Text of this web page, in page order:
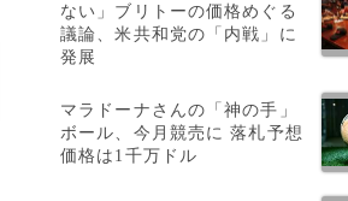
ない」ブリトーの価格めぐる
議論、米共和党の「内戦」に
発展
マラドーナさんの「神の手」
ボール、今月競売に 落札予想
価格は1千万ドル